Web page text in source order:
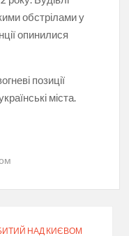
обстрілами у
опинилися
позиції
міста.
НАД КИЄВОМ